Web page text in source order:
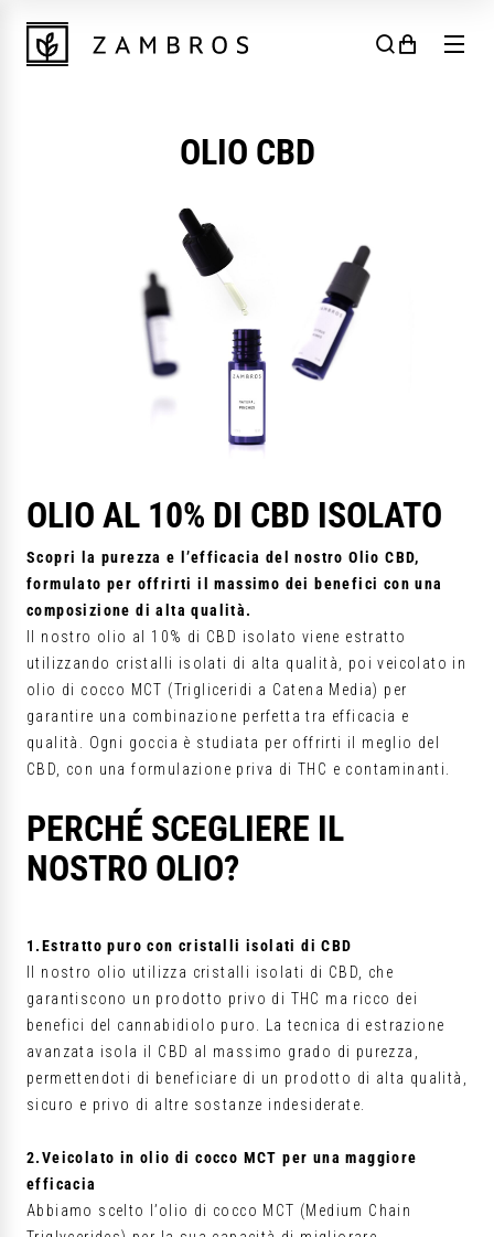
OLIO CBD
OLIO AL 10% DI CBD ISOLATO
Scopri la purezza e l’efficacia del nostro Olio CBD,
formulato per offrirti il massimo dei benefici con una
composizione di alta qualità.
Il nostro olio al 10% di CBD isolato viene estratto
utilizzando cristalli isolati di alta qualità, poi veicolato in
olio di cocco MCT (Trigliceridi a Catena Media) per
garantire una combinazione perfetta tra efficacia e
qualità. Ogni goccia è studiata per offrirti il meglio del
CBD, con una formulazione priva di THC e contaminanti.
PERCHÉ SCEGLIERE IL
NOSTRO OLIO?
1.Estratto puro con cristalli isolati di CBD
Il nostro olio utilizza cristalli isolati di CBD, che
garantiscono un prodotto privo di THC ma ricco dei
benefici del cannabidiolo puro. La tecnica di estrazione
avanzata isola il CBD al massimo grado di purezza,
permettendoti di beneficiare di un prodotto di alta qualità,
sicuro e privo di altre sostanze indesiderate.
2.Veicolato in olio di cocco MCT per una maggiore
efficacia
Abbiamo scelto l’olio di cocco MCT (Medium Chain